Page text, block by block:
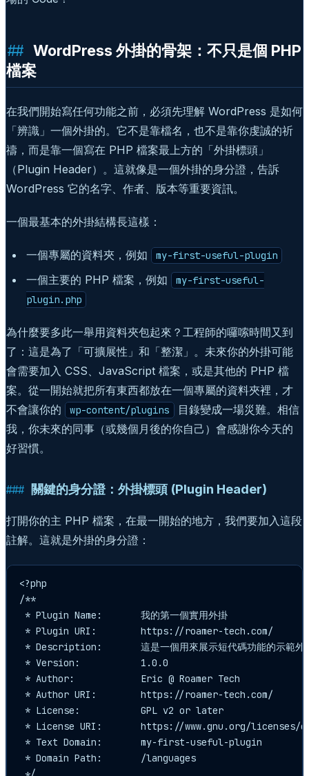
WordPress 外掛的骨架：不只是個 PHP
檔案
在我們開始寫任何功能之前，必須先理解 WordPress 是如何
「辨識」一個外掛的。它不是靠檔名，也不是靠你虔誠的祈
禱，而是靠一個寫在 PHP 檔案最上方的「外掛標頭」
（Plugin Header）。這就像是一個外掛的身分證，告訴
WordPress 它的名字、作者、版本等重要資訊。
一個最基本的外掛結構長這樣：
一個專屬的資料夾，例如 my-first-useful-plugin
一個主要的 PHP 檔案，例如
my-first-useful-
plugin.php
為什麼要多此一舉用資料夾包起來？工程師的囉嗦時間又到
了：這是為了「可擴展性」和「整潔」。未來你的外掛可能
會需要加入 CSS、JavaScript 檔案，或是其他的 PHP 檔
案。從一開始就把所有東西都放在一個專屬的資料夾裡，才
不會讓你的
wp-content/plugins 目錄變成一場災難。相信
我，你未來的同事（或幾個月後的你自己）會感謝你今天的
好習慣。
關鍵的身分證：外掛標頭 (Plugin Header)
打開你的主 PHP 檔案，在最一開始的地方，我們要加入這段
註解。這就是外掛的身分證：
<?php
/**
* Plugin Name:       我的第一個實用外掛
* Plugin URI:        https://roamer-tech.com/
* Description:       這是一個用來展示短代碼功能的示範外
* Version:           1.0.0
* Author:            Eric @ Roamer Tech
* Author URI:        https://roamer-tech.com/
* License:           GPL v2 or later
* License URI:       https://www.gnu.org/licenses/
* Text Domain:       my-first-useful-plugin
* Domain Path:       /languages